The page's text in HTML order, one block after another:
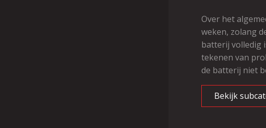
Over het
weken, zolang
batterij volledig
tekenen van
de batterij niet
Bekijk